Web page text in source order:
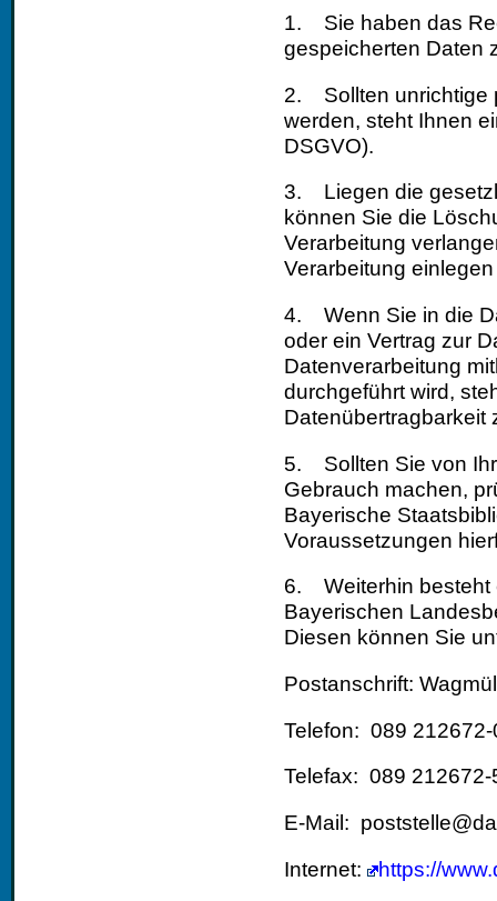
1. Sie haben das
gespeicherten Daten
2. Sollten unrichtige
werden, steht Ihnen
DSGVO).
3. Liegen die
können Sie die
Verarbeitung
Verarbeitung
4. Wenn Sie in die
oder ein Vertrag zur
Datenverarbeitung
durchgeführt wird,
Datenübertragbarkeit
5. Sollten Sie von
Gebrauch machen,
Bayerische
Voraussetzungen
6. Weiterhin besteht
Bayerischen
Diesen können Sie
Postanschrift:
Telefon: 089 212672-
Telefax: 089 212672-
E-Mail:
Internet:
https://